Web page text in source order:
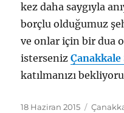
kez daha saygıyla
borçlu olduğumuz
ve onlar için bir dua
isterseniz
katılmanızı
Yayın
18 Haziran 2015